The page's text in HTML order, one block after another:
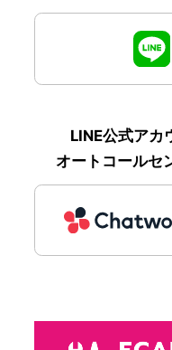
LINE公式アカ
オートコールセ